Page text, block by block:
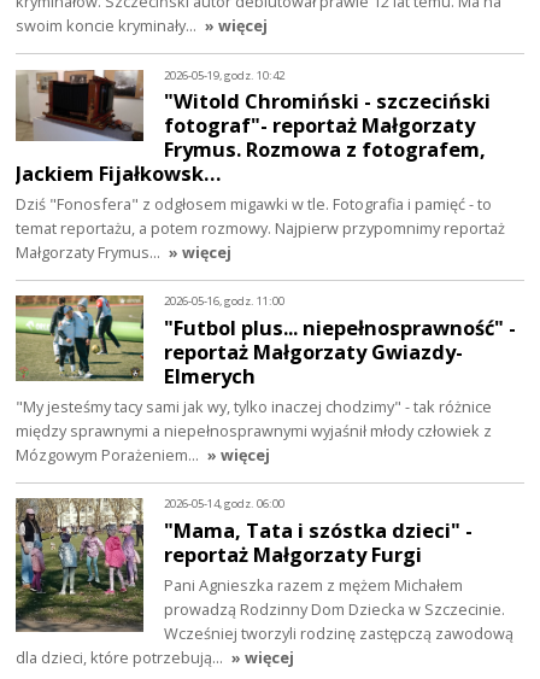
swoim koncie kryminały… » więcej
2026-05-19, godz. 10:42
"Witold Chromiński - szczeciński
fotograf"- reportaż Małgorzaty
Frymus. Rozmowa z fotografem,
Jackiem Fijałkowsk…
Dziś "Fonosfera" z odgłosem migawki w tle. Fotografia i pamięć - to
temat reportażu, a potem rozmowy. Najpierw przypomnimy reportaż
Małgorzaty Frymus… » więcej
2026-05-16, godz. 11:00
"Futbol plus... niepełnosprawność" -
reportaż Małgorzaty Gwiazdy-
Elmerych
"My jesteśmy tacy sami jak wy, tylko inaczej chodzimy" - tak różnice
między sprawnymi a niepełnosprawnymi wyjaśnił młody człowiek z
Mózgowym Porażeniem… » więcej
2026-05-14, godz. 06:00
"Mama, Tata i szóstka dzieci" -
reportaż Małgorzaty Furgi
Pani Agnieszka razem z mężem Michałem
prowadzą Rodzinny Dom Dziecka w Szczecinie.
Wcześniej tworzyli rodzinę zastępczą zawodową
dla dzieci, które potrzebują… » więcej